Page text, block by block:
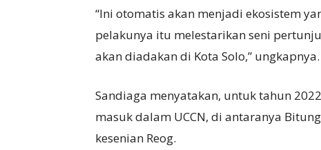
“Ini otomatis akan menjadi ekosistem
pelakunya itu melestarikan seni
akan diadakan di Kota Solo,” ungkapnya.
Sandiaga menyatakan, untuk tahun
masuk dalam UCCN, di antaranya
kesenian Reog.